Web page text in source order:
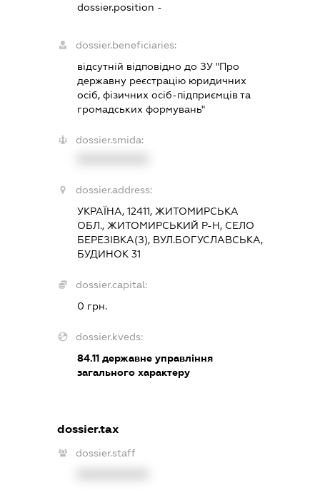
dossier.position -
dossier.beneficiaries:
відсутній відповідно до ЗУ "Про
державну реєстрацію юридичних
осіб, фізичних осіб-підприємців та
громадських формувань"
dossier.smida:
dossier.address:
УКРАЇНА, 12411, ЖИТОМИРСЬКА
ОБЛ., ЖИТОМИРСЬКИЙ Р-Н, СЕЛО
БЕРЕЗІВКА(З), ВУЛ.БОГУСЛАВСЬКА,
БУДИНОК 31
dossier.capital:
0 грн.
dossier.kveds:
84.11 державне управління
загального характеру
dossier.tax
dossier.staff